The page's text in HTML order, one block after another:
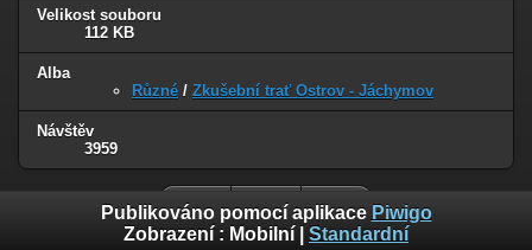
Velikost souboru
112 KB
Alba
Různé / Zkušební trať Ostrov - Jáchymov
Návštěv
3959
Publikováno pomocí aplikace Piwigo
Zobrazení : Mobilní Standardní